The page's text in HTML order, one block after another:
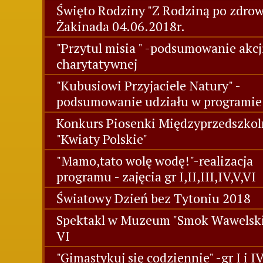
Święto Rodziny "Z Rodziną po
Żakinada 04.06.2018r.
"Przytul misia " -podsumowanie
charytatywnej
"Kubusiowi Przyjaciele Natury" -
podsumowanie udziału w programie
Konkurs Piosenki
"Kwiaty Polskie"
"Mamo,tato wolę wodę!"-realizacja
programu - zajęcia gr I,II,III,IV,V,VI
Światowy Dzień bez Tytoniu 2018
Spektakl w Muzeum "Smok
VI
"Gimastykuj się codziennie" -gr I i